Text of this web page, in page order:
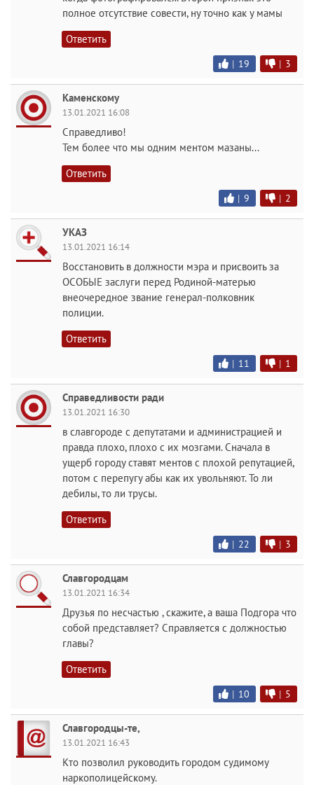
полное отсутствие совести, ну точно как у мамы
Ответить
| 19 | 3
Каменскому
13.01.2021 16:08
Справедливо!
Тем более что мы одним ментом мазаны...
Ответить
| 9 | 2
УКАЗ
13.01.2021 16:14
Восстановить в должности мэра и присвоить за
ОСОБЫЕ заслуги перед Родиной-матерью
внеочередное звание генерал-полковник
полиции.
Ответить
| 11 | 1
Справедливости ради
13.01.2021 16:30
в славгороде с депутатами и администрацией и
правда плохо, плохо с их мозгами. Сначала в
ущерб городу ставят ментов с плохой репутацией,
потом с перепугу абы как их увольняют. То ли
дебилы, то ли трусы.
Ответить
| 22 | 3
Славгородцам
13.01.2021 16:34
Друзья по несчастью , скажите, а ваша Подгора что
собой представляет? Справляется с должностью
главы?
Ответить
| 10 | 5
Славгородцы-те,
13.01.2021 16:43
Кто позволил руководить городом судимому
наркополицейскому.